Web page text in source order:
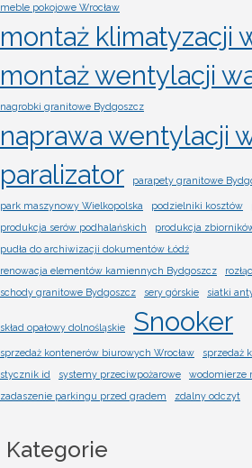
meble pokojowe Wrocław
montaż klimatyzacji
montaż wentylacji
nagrobki granitowe Bydgoszcz
naprawa wentylacji
paralizator
parapety granitowe
park maszynowy Wielkopolska podzielniki kosztów
produkcja serów podhalańskich
produkcja
pudła do archiwizacji dokumentów Łódź
renowacja elementów kamiennych Bydgoszcz
schody granitowe Bydgoszcz
sery górskie siatki
skład opałowy dolnośląskie Snooker
sprzedaż kontenerów biurowych Wrocław
sprzedaż
stycznik id
systemy przeciwpożarowe wodomierze
zadaszenie parkingu przed gradem
zdalny odczyt
Kategorie